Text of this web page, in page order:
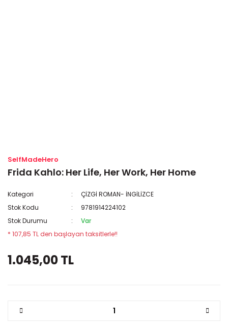
SelfMadeHero
Frida Kahlo: Her Life, Her Work, Her Home
Kategori
ÇİZGİ ROMAN- İNGİLİZCE
Stok Kodu
9781914224102
Stok Durumu
Var
* 107,85 TL den başlayan taksitlerle!!
1.045,00 TL